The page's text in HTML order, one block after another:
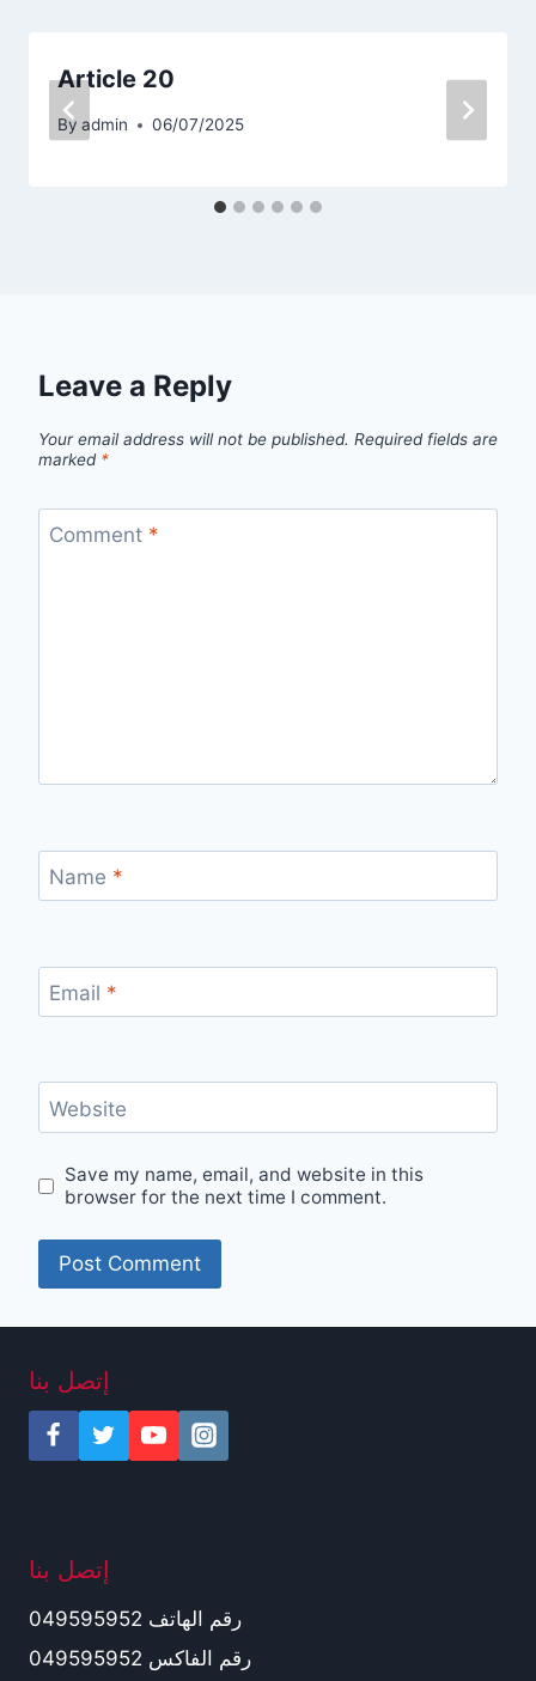
Article 20
By admin 06/07/2025
Leave a Reply
Your email address will not be published. Required fields are
marked *
Comment *
Name *
Email *
Website
Save my name, email, and website in this
browser for the next time I comment.
إتصل بنا
إتصل بنا
رقم الهاتف 049595952
رقم الفاكس 049595952